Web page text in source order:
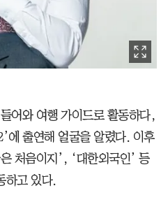
어와 여행 가이드로 활동하다,
에 출연해 얼굴을 알렸다. 이후
처음이지’, ‘대한외국인’ 등
하고 있다.